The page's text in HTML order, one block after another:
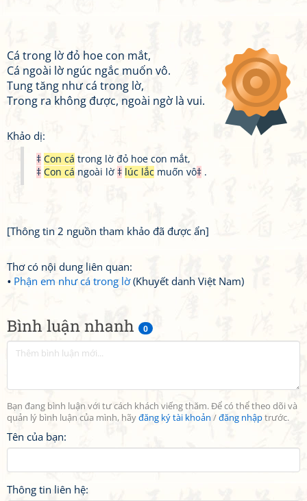
Bình luận nhanh 0
Bạn đang bình luận với tư cách khách viếng thăm. Để có thể theo dõi và
quản lý bình luận của mình, hãyđăng ký tài khoản /đăng nhậptrước.
Tên của bạn:
Thông tin liên hệ:
Cá trong lờ đỏ hoe con mắt,
Cá ngoài lờ ngúc ngắc muốn vô.
Tung tăng như cá trong lờ,
Trong ra không được, ngoài ngờ là vui.
Khảo dị:
‡ Con cá trong lờ đỏ hoe con mắt,
‡ Con cá ngoài lờ ‡ lúc lắc muốn vô‡ .
[Thông tin 2 nguồn tham khảo đã được ẩn]
Thơ có nội dung liên quan:
Phận em như cá trong lờ(Khuyết danh Việt Nam)